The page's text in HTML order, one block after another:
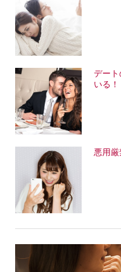
デー
いる！
悪用